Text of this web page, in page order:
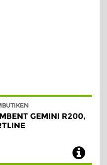
GEMINI R200,